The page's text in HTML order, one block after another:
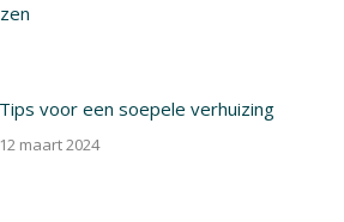
Tips voor een soepele verhuizing
12 maart 2024